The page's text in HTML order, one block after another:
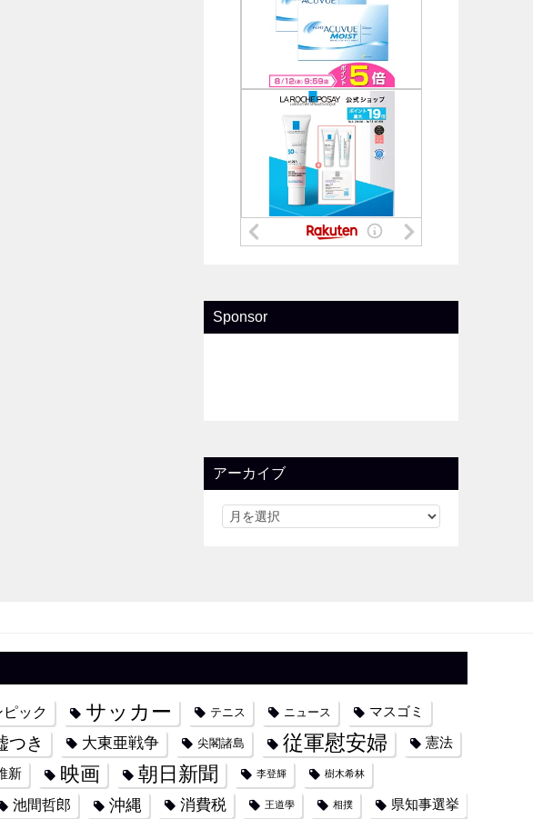
Sponsor
アーカイブ
ック サッカー テニス ニュース マスゴミ
つき 大東亜戦争 尖閣諸島 従軍慰安婦 憲法
新 映画 朝日新聞 李登輝 樹木希林
池間哲郎 沖縄 消費税 王道學 相撲 県知事選挙